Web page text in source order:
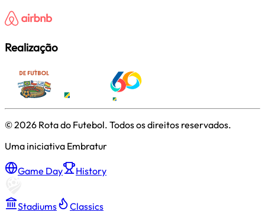
Realização
©2026 Rota do Futebol. Todos os direitos reservados.
Uma iniciativa Embratur
Game Day History
Stadiums Classics